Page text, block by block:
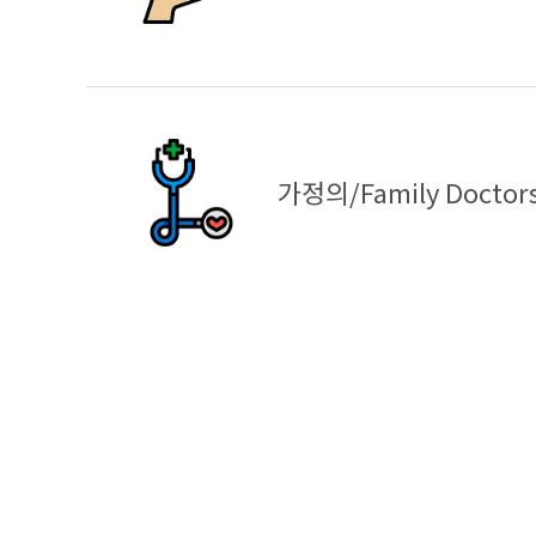
가정의/Family